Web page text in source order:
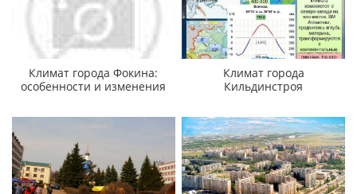
Климат города Фокина:
особенности и изменения
Климат города
Кильдинстроя